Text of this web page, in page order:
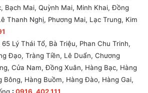
Bạch Mai, Quỳnh Mai, Minh Khai, Đồng
Thanh Nghị, Phương Mai, Lạc Trung, Kim
65 Lý Thái Tổ, Bà Triệu, Phan Chu Trinh,
Đạo, Tràng Tiền, Lê Duẩn, Chương
Cửa Nam, Đồng Xuân, Hàng Bạc, Hàng
Bông, Hàng Buồm, Hàng Đào, Hàng Gai,
: 0916 .402.111